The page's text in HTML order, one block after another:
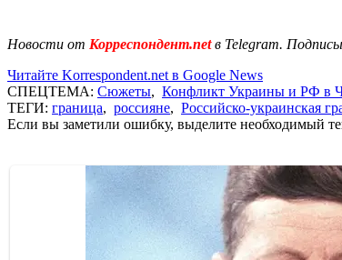
Новости от Корреспондент.netв Telegram.
Читайте Korrespondent.net в Google News
СПЕЦТЕМА: Сюжеты, Конфликт Украины и РФ в
ТЕГИ: граница, россияне, Российско-украинская
Если вы заметили ошибку, выделите необходимый